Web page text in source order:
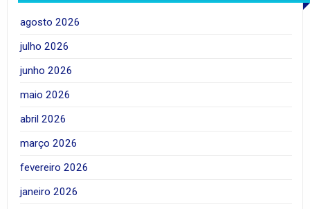
agosto 2026
julho 2026
junho 2026
maio 2026
abril 2026
março 2026
fevereiro 2026
janeiro 2026